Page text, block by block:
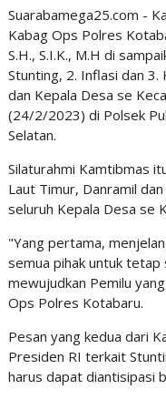
Suarabamega25.com -
Kabag Ops Polres
S.H., S.I.K., M.H di
Stunting, 2. Inflasi dan 3.
dan Kepala Desa se
(24/2/2023) di Polsek
Selatan.
Silaturahmi Kamtibmas
Laut Timur, Danramil
seluruh Kepala Desa se
"Yang pertama,
semua pihak untuk
mewujudkan Pemilu
Ops Polres Kotabaru.
Pesan yang kedua dari
Presiden RI terkait
harus dapat diantisipasi